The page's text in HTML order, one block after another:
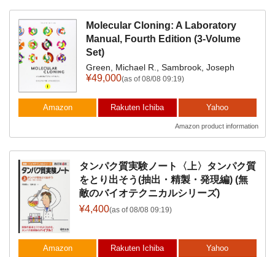
Molecular Cloning: A Laboratory
Manual, Fourth Edition (3-Volume
Set)
Green, Michael R., Sambrook, Joseph
¥49,000(as of 08/08 09:19)
Amazon Rakuten Ichiba Yahoo
Amazon product information
タンパク質実験ノート〈上〉タンパク質
をとり出そう(抽出・精製・発現編) (無
敵のバイオテクニカルシリーズ)
¥4,400(as of 08/08 09:19)
Amazon Rakuten Ichiba Yahoo